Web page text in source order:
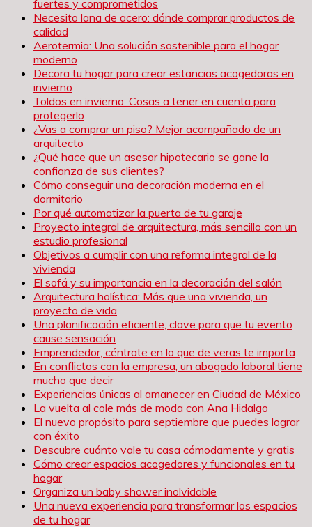
fuertes y comprometidos
Necesito lana de acero: dónde comprar productos de
calidad
Aerotermia: Una solución sostenible para el hogar
moderno
Decora tu hogar para crear estancias acogedoras en
invierno
Toldos en invierno: Cosas a tener en cuenta para
protegerlo
¿Vas a comprar un piso? Mejor acompañado de un
arquitecto
¿Qué hace que un asesor hipotecario se gane la
confianza de sus clientes?
Cómo conseguir una decoración moderna en el
dormitorio
Por qué automatizar la puerta de tu garaje
Proyecto integral de arquitectura, más sencillo con un
estudio profesional
Objetivos a cumplir con una reforma integral de la
vivienda
El sofá y su importancia en la decoración del salón
Arquitectura holística: Más que una vivienda, un
proyecto de vida
Una planificación eficiente, clave para que tu evento
cause sensación
Emprendedor, céntrate en lo que de veras te importa
En conflictos con la empresa, un abogado laboral tiene
mucho que decir
Experiencias únicas al amanecer en Ciudad de México
La vuelta al cole más de moda con Ana Hidalgo
El nuevo propósito para septiembre que puedes lograr
con éxito
Descubre cuánto vale tu casa cómodamente y gratis
Cómo crear espacios acogedores y funcionales en tu
hogar
Organiza un baby shower inolvidable
Una nueva experiencia para transformar los espacios
de tu hogar